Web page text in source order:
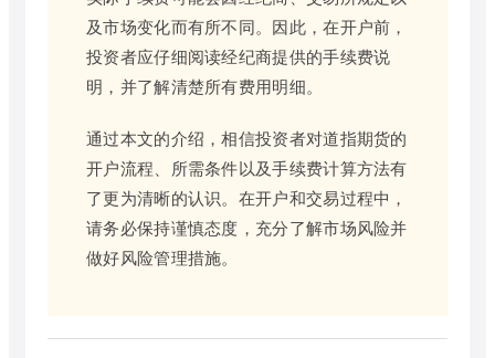
及市场变化而有所不同。因此，在开户前，
投资者应仔细阅读经纪商提供的手续费说
明，并了解清楚所有费用明细。
通过本文的介绍，相信投资者对道指期货的
开户流程、所需条件以及手续费计算方法有
了更为清晰的认识。在开户和交易过程中，
请务必保持谨慎态度，充分了解市场风险并
做好风险管理措施。